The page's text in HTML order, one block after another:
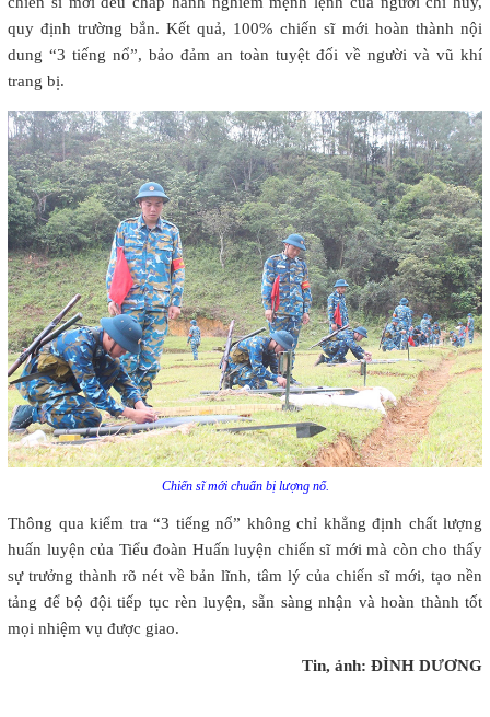
quy định trường bắn. Kết quả, 100% chiến sĩ mới hoàn thành nội
dung “3 tiếng nổ”, bảo đảm an toàn tuyệt đối về người và vũ khí
trang bị.
Chiến sĩ mới chuẩn bị lượng nổ.
Thông qua kiểm tra “3 tiếng nổ” không chỉ khẳng định chất lượng
huấn luyện của Tiểu đoàn Huấn luyện chiến sĩ mới mà còn cho thấy
sự trưởng thành rõ nét về bản lĩnh, tâm lý của chiến sĩ mới, tạo nền
tảng để bộ đội tiếp tục rèn luyện, sẵn sàng nhận và hoàn thành tốt
mọi nhiệm vụ được giao.
Tin, ảnh: ĐÌNH DƯƠNG